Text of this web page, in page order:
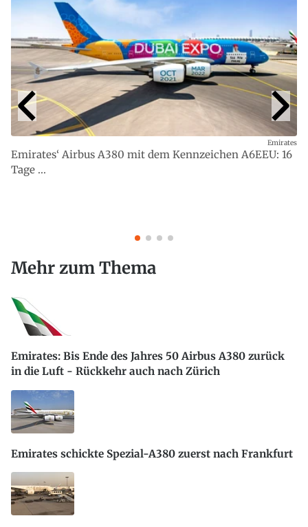
Emirates‘ Airbus A380 mit dem Kennzeichen A6EEU: 16
Tage ...
Emirates
Mehr zum Thema
Emirates: Bis Ende des Jahres 50 Airbus A380 zurück
in die Luft - Rückkehr auch nach Zürich
Emirates schickte Spezial-A380 zuerst nach Frankfurt